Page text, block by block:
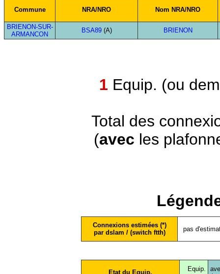
Commune NRA/NRO Nom NRA/NRO
BRIENON-SUR-
ARMANCON
BSA89(A) BRIENON
1 Equip. (ou
Total des
(avec les
Connexions estimées (*)
par dslam / (switch ftth)
pas
Etat du Equip.
Equip.